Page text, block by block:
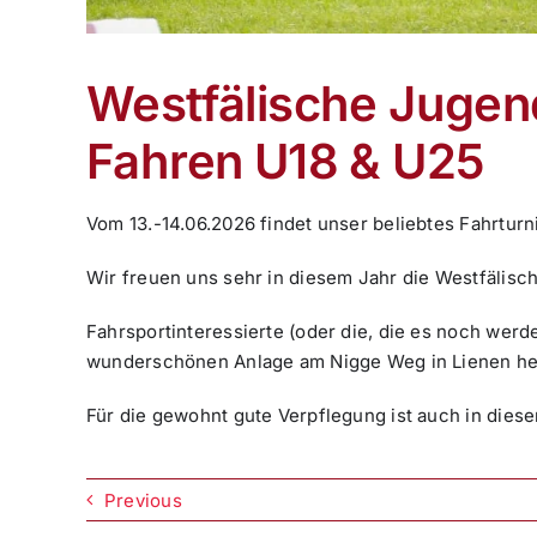
Westfälische
Fahren U18 & U25
Vom 13.-14.06.2026 findet unser beliebtes
Wir freuen uns sehr in diesem Jahr die
Fahrsportinteressierte (oder die, die es noch
wunderschönen Anlage am Nigge Weg in Lienen
Für die gewohnt gute Verpflegung ist auch in
Previous